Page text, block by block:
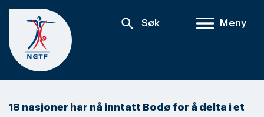
Skip
content
search Søk Meny
18 nasjoner har nå inntatt Bodø for å delta i et